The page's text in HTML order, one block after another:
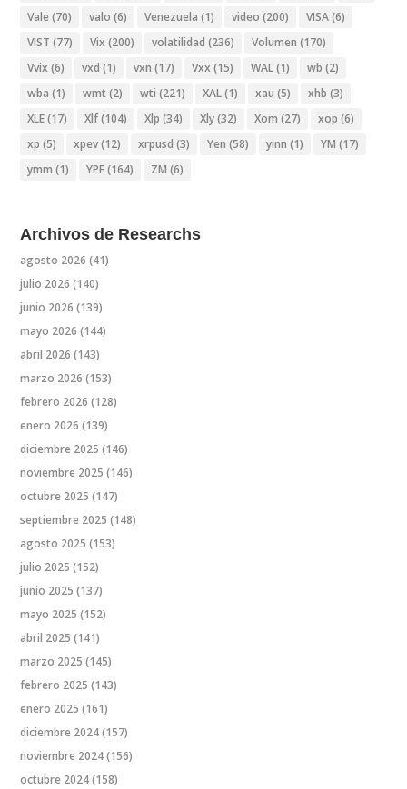
Vale (70) valo (6) Venezuela (1) video (200) VISA(6)
VIST (77) Vix (200) volatilidad (236) Volumen (170)
Vvix (6) vxd (1) vxn (17) Vxx (15) WAL(1) wb (2)
wba (1) wmt (2) wti (221) XAL(1) xau (5) xhb (3)
XLE(17) Xlf(104) Xlp (34) Xly(32) Xom (27) xop (6)
xp (5) xpev(12) xrpusd (3) Yen (58) yinn (1) YM (17)
ymm (1) YPF(164) ZM (6)
Archivos de Researchs
agosto 2026 (41)
julio 2026 (140)
junio 2026 (139)
mayo 2026 (144)
abril 2026 (143)
marzo 2026 (153)
febrero 2026 (128)
enero 2026 (139)
diciembre 2025 (146)
noviembre 2025 (146)
octubre 2025 (147)
septiembre 2025 (148)
agosto 2025 (153)
julio 2025 (152)
junio 2025 (137)
mayo 2025 (152)
abril 2025 (141)
marzo 2025 (145)
febrero 2025 (143)
enero 2025 (161)
diciembre 2024(157)
noviembre 2024(156)
octubre 2024(158)